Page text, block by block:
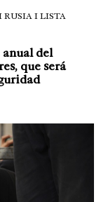
I LISTA
del
que será